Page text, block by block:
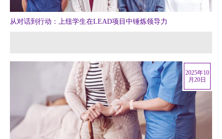
从对话到行动：上纽学生在LEAD项目中锤炼领导力
2025年10
月20日